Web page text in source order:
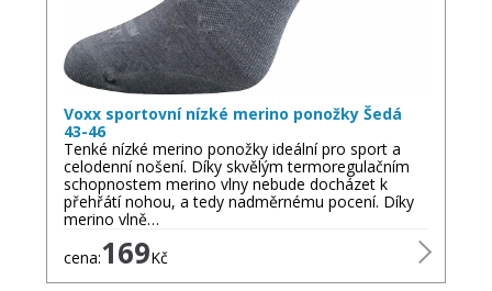
Voxx sportovní nízké merino ponožky Šedá
43-46
Tenké nízké merino ponožky ideální pro sport a
celodenní nošení. Díky skvělým termoregulačním
schopnostem merino vlny nebude docházet k
přehřátí nohou, a tedy nadměrnému pocení. Díky
merino vlně…
cena:169Kč